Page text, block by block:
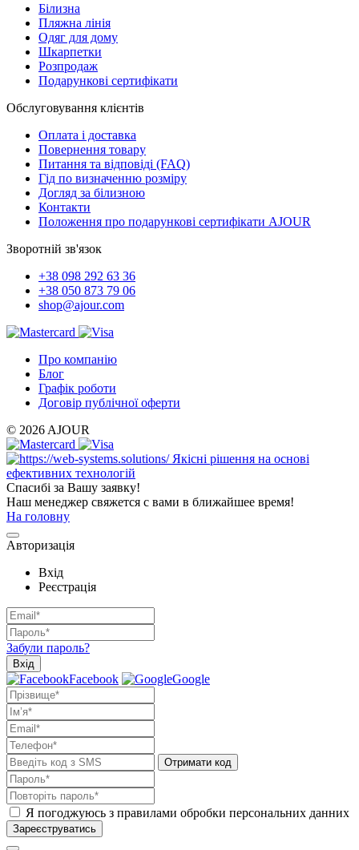
Білизна
Пляжна лінія
Одяг для дому
Шкарпетки
Розпродаж
Подарункові сертифікати
Обслуговування клієнтів
Оплата і доставка
Повернення товару
Питання та відповіді (FAQ)
Гід по визначенню розміру
Догляд за білизною
Контакти
Положення про подарункові сертифікати AJOUR
Зворотній зв'язок
+38 098 292 63 36
+38 050 873 79 06
shop@ajour.com
Про компанію
Блог
Графік роботи
Договір публічної оферти
© 2026 AJOUR
Якісні рішення на основі
ефективних технологій
Спасибі за Вашу заявку!
Наш менеджер свяжется с вами в ближайшее время!
На головну
Авторизація
Вхід
Реєстрація
Забули пароль?
Вхід
Facebook Google
Отримати код
Я погоджуюсь з правилами обробки персональних данних
Зареєструватись